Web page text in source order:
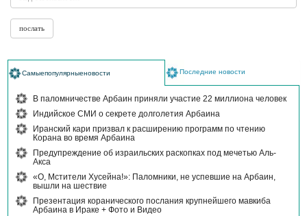
Самыепопулярныеновости Последние новости
В паломничестве Арбаин приняли участие 22 миллиона человек
Индийское СМИ о секрете долголетия Арбаина
Иранский кари призвал к расширению программ по чтению
Корана во время Арбаина
Предупреждение об израильских раскопках под мечетью Аль-
Акса
«О, Мстители Хусейна!»: Паломники, не успевшие на Арбаин,
вышли на шествие
Презентация коранического послания крупнейшего мавкиба
Арбаина в Ираке + Фото и Видео